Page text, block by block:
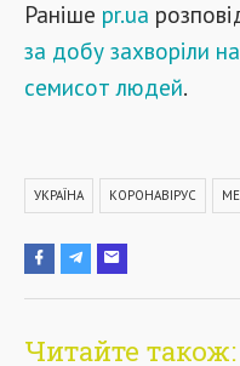
Раніше pr.ua
за добу захворіли
семисот людей.
УКРАЇНА КОРОНАВІРУС
Читайте також: